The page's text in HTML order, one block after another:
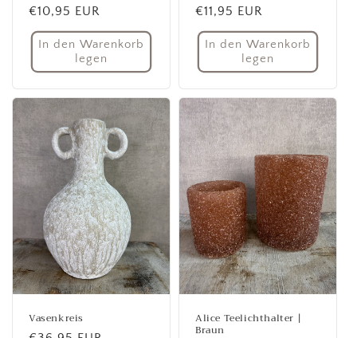
Normaler
Preis
€10,95 EUR
In den Warenkorb
legen
Normaler
Preis
€11,95 EUR
In den Warenkorb
legen
Vasenkreis Alice Teelichthalter |
Braun